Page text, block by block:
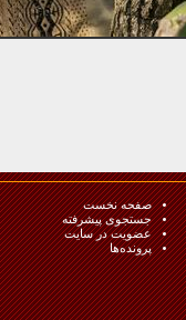
صفحه نخست
جستجوی پیشرفته
عضویت در سایت
پرونده‌ها